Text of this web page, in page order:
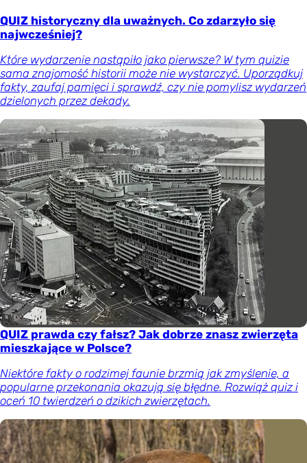
QUIZ historyczny dla uważnych. Co zdarzyło się
najwcześniej?
Które wydarzenie nastąpiło jako pierwsze? W tym quizie
sama znajomość historii może nie wystarczyć. Uporządkuj
fakty, zaufaj pamięci i sprawdź, czy nie pomylisz wydarzeń
dzielonych przez dekady.
QUIZ prawda czy fałsz? Jak dobrze znasz zwierzęta
mieszkające w Polsce?
Niektóre fakty o rodzimej faunie brzmią jak zmyślenie, a
popularne przekonania okazują się błędne. Rozwiąż quiz i
oceń 10 twierdzeń o dzikich zwierzętach.